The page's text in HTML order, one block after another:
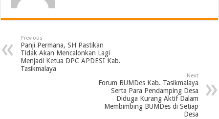
Previous
Panji Permana, SH Pastikan
Tidak Akan Mencalonkan Lagi
Menjadi Ketua DPC APDESI Kab.
Tasikmalaya
Next
Forum BUMDes Kab. Tasikmalaya
Serta Para Pendamping Desa
Diduga Kurang Aktif Dalam
Membimbing BUMDes di Setiap
Desa